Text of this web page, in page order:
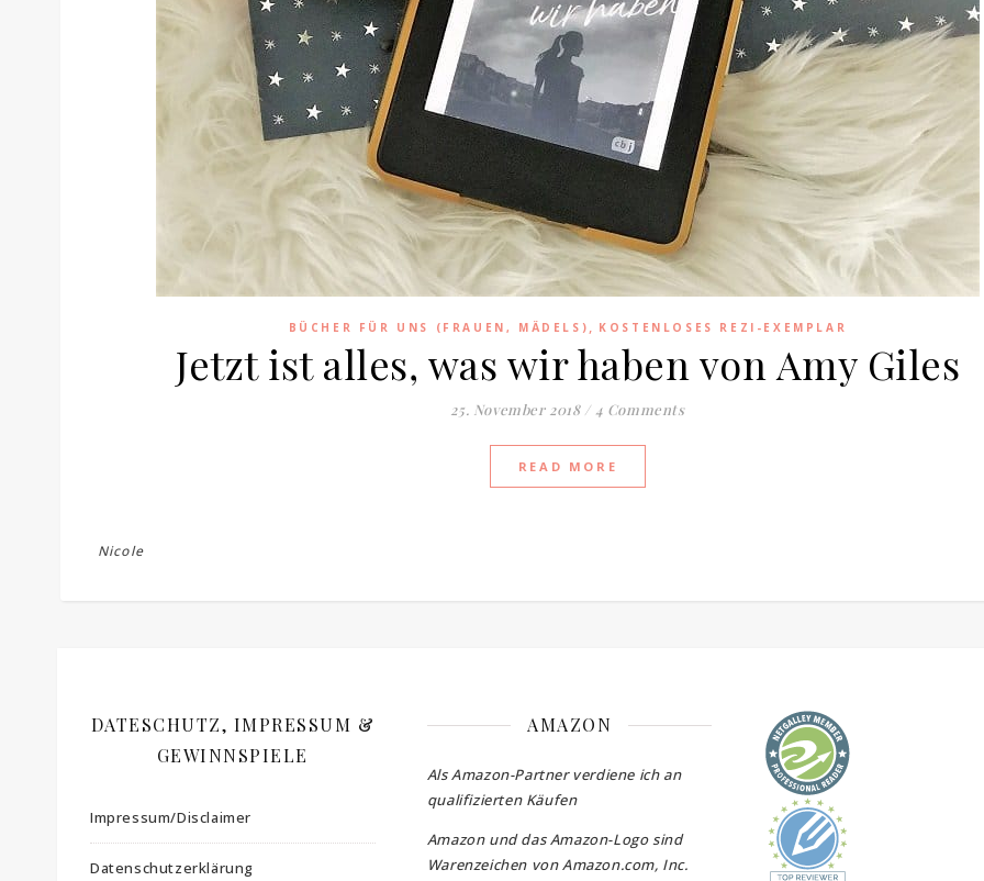
BÜCHER FÜR UNS (FRAUEN, MÄDELS) , KOSTENLOSES REZI-EXEMPLAR
Jetzt ist alles, was wir haben von Amy Giles
25. November 2018 / 4 Comments
READ MORE
Nicole
DATESCHUTZ, IMPRESSUM &
GEWINNSPIELE
Impressum/Disclaimer
Datenschutzerklärung
AMAZON
Als Amazon-Partner verdiene ich an
qualifizierten Käufen
Amazon und das Amazon-Logo sind
Warenzeichen von Amazon.com, Inc.